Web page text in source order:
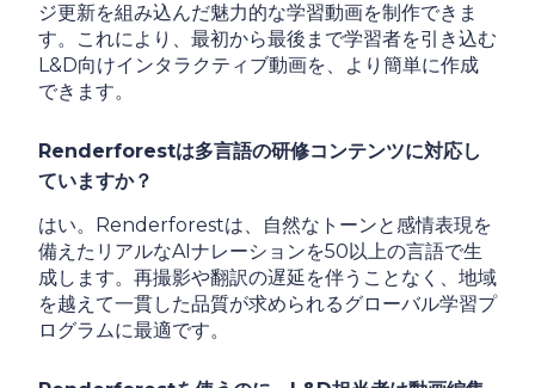
ジ更新を組み込んだ魅力的な学習動画を制作できま
す。これにより、最初から最後まで学習者を引き込む
L&D向けインタラクティブ動画を、より簡単に作成
できます。
Renderforestは多言語の研修コンテンツに対応し
ていますか？
はい。Renderforestは、自然なトーンと感情表現を
備えたリアルなAIナレーションを50以上の言語で生
成します。再撮影や翻訳の遅延を伴うことなく、地域
を越えて一貫した品質が求められるグローバル学習プ
ログラムに最適です。